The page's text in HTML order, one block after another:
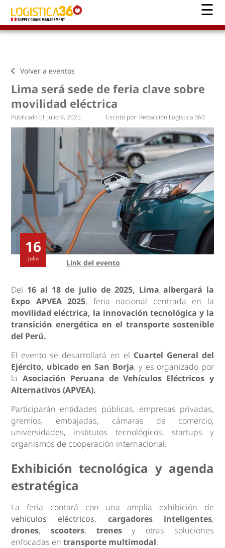
Volver a eventos
Lima será sede de feria clave sobre
movilidad eléctrica
Publicado El: Julio 9, 2025 Escrito por: Redacción Logística 360
16
Julio Link del evento
Del 16 al 18 de julio de 2025, Lima albergará la
Expo APVEA 2025, feria nacional centrada en la
movilidad eléctrica, la innovación tecnológica y la
transición energética en el transporte sostenible
del Perú.
El evento se desarrollará en el Cuartel General del
Ejército, ubicado en San Borja, y es organizado por
la Asociación Peruana de Vehículos Eléctricos y
Alternativos (APVEA).
Participarán entidades públicas, empresas privadas,
gremios, embajadas, cámaras de comercio,
universidades, institutos tecnológicos, startups y
organismos de cooperación internacional.
Exhibición tecnológica y agenda
estratégica
La feria contará con una amplia exhibición de
vehículos eléctricos, cargadores inteligentes,
drones,scooters, trenesy otras soluciones
enfocadas entransporte multimodal.